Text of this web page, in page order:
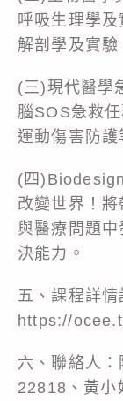
呼吸生理學
解剖學及實驗
(三)現代醫學
腦SOS急救
運動傷害防護
(四
改變世界！
與醫療問題
決能力。
五、課程詳情
https://
六、聯絡人
22818、黃小